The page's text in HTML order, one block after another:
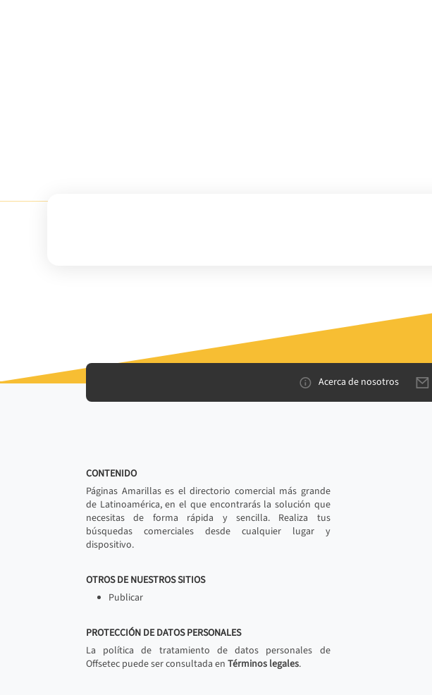
Acerca de nosotros
CONTENIDO
Páginas Amarillas es el directorio comercial más grande
de Latinoamérica, en el que encontrarás la solución que
necesitas de forma rápida y sencilla. Realiza tus
búsquedas comerciales desde cualquier lugar y
dispositivo.
OTROS DE NUESTROS SITIOS
Publicar
PROTECCIÓN DE DATOS PERSONALES
La política de tratamiento de datos personales de
Offsetec puede ser consultada en Términos legales.